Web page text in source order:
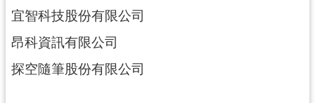
首
頁
站
宜智科技股份有限公司
昂科資訊有限公司
探空隨筆股份有限公司